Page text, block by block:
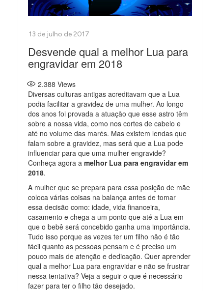
Desvende qual a melhor Lua para
engravidar em 2018
2.388 Views
Diversas culturas antigas acreditavam que a Lua
podia facilitar a gravidez de uma mulher. Ao longo
dos anos foi provada a atuação que esse astro têm
sobre a nossa vida, como nos cortes de cabelo e
até no volume das marés. Mas existem lendas que
falam sobre a gravidez, mas será que a Lua pode
influenciar para que uma mulher engravide?
Conheça agora amelhor Lua para engravidar em
2018.
A mulher que se prepara para essa posição de mãe
coloca várias coisas na balança antes de tomar
essa decisão como: idade, vida financeira,
casamento e chega a um ponto que até a Lua em
que o bebê será concebido ganha uma importância.
Tudo isso porque as vezes ter um filho não é tão
fácil quanto as pessoas pensam e é preciso um
pouco mais de atenção e dedicação. Quer aprender
qual a melhor Lua para engravidar e não se frustrar
nessa tentativa? Veja a seguir o que é necessário
fazer para ter o filho tão desejado.